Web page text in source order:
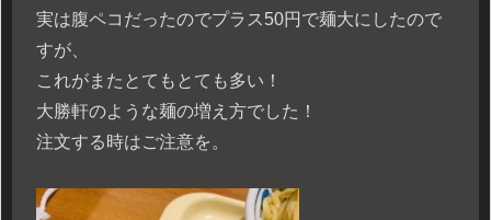
実は腹ペコだったのでプラス50円で麺大にしたので
すが、
これがまたとてもとても多い！
大勝軒のような麺の増え方でした！
注文する時はご注意を。